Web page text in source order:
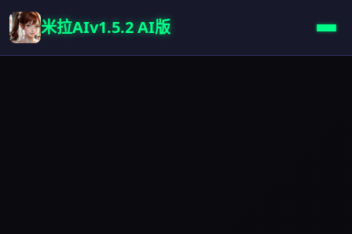
米拉AIv1.5.2 AI版